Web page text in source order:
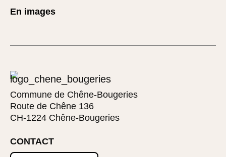
En images
Commune de Chêne-Bougeries
Route de Chêne 136
CH-1224 Chêne-Bougeries
CONTACT